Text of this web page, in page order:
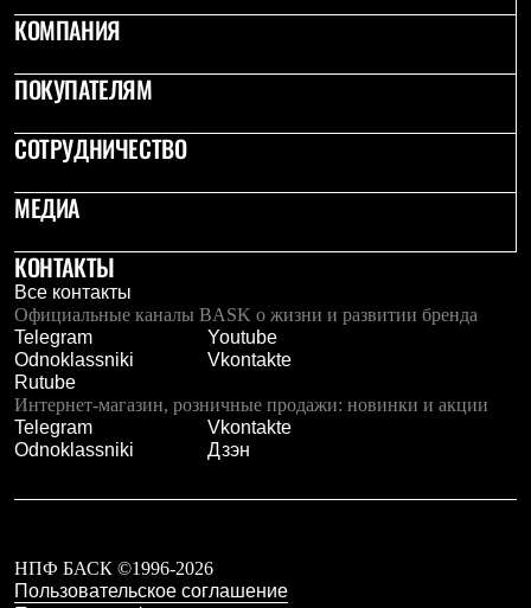
Гамаши
Бахилы
Тапочки
Чуни
Аксессуары
Головные уборы
Шапки
Балаклавы и маски
Повязки
Шарфы
Панамы
Перчатки и рукавицы
Перчатки
Рукавицы
Носки
Полезные аксессуары
Брелки
Ремни
Опушки
В Арктику
Коллекции
КОМПАНИЯ
ПОКУПАТЕЛЯМ
СОТРУДНИЧЕСТВО
МЕДИА
КОНТАКТЫ
Все контакты
Официальные каналы BASK о жизни и развитии бренда
Telegram
Youtube
Odnoklassniki
Vkontakte
Rutube
Интернет-магазин, розничные продажи: новинки и акции
Telegram
Vkontakte
Odnoklassniki
Дзэн
НПФ БАСК ©1996-2026
Пользовательское соглашение